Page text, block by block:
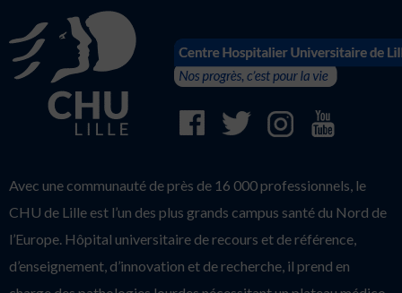
Avec une communauté de près de 16 000 professionnels, le
CHU de Lille est l’un des plus grands campus santé du Nord de
l’Europe. Hôpital universitaire de recours et de référence,
d’enseignement, d’innovation et de recherche, il prend en